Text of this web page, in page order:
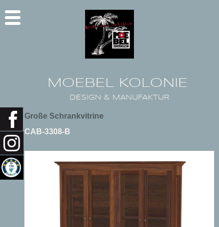
MOEBEL KOLONIE
DESIGN & MANUFAKTUR
Große Schrankvitrine
CAB-3308-B